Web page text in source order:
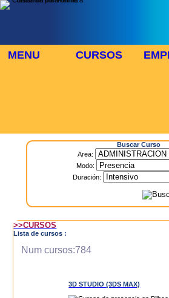
MENU CURSOS
Buscar Curso
Area:
Modo:
Duración:
>>CURSOS
Lista de cursos :
Num cursos:784
3D STUDIO (3DS MAX)